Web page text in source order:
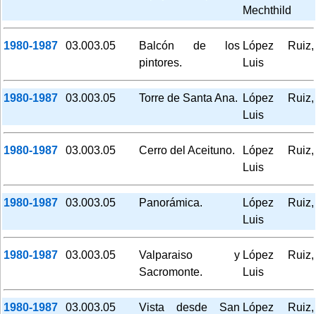
Mechthild
1980-1987 03.003.05
Balcón de los
pintores.
López Ruiz,
Luis
1980-1987 03.003.05 Torre de Santa Ana.
López Ruiz,
Luis
1980-1987 03.003.05 Cerro del Aceituno.
López Ruiz,
Luis
1980-1987 03.003.05 Panorámica.
López Ruiz,
Luis
1980-1987 03.003.05
Valparaiso y
Sacromonte.
López Ruiz,
Luis
1980-1987 03.003.05
Vista desde San López Ruiz,